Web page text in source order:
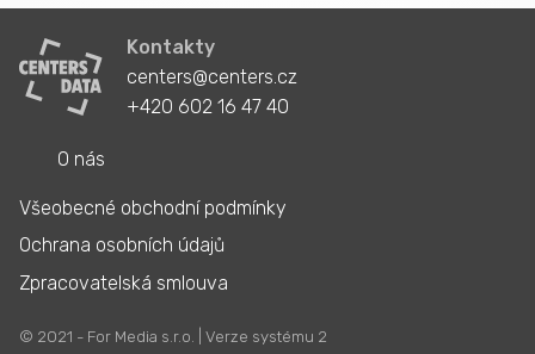
Kontakty
centers@centers.cz
+420 602 16 47 40
O nás
Všeobecné obchodní podmínky
Ochrana osobních údajů
Zpracovatelská smlouva
© 2021 - For Media s.r.o. | Verze systému 2